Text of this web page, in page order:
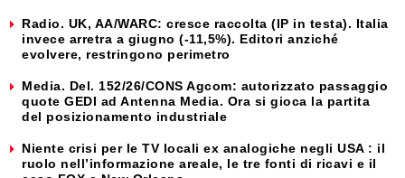
Radio. UK, AA/WARC: cresce raccolta (IP in testa). Italia
invece arretra a giugno (-11,5%). Editori anziché
evolvere, restringono perimetro
Media. Del. 152/26/CONS Agcom: autorizzato passaggio
quote GEDI ad Antenna Media. Ora si gioca la partita
del posizionamento industriale
Niente crisi per le TV locali ex analogiche negli USA : il
ruolo nell’informazione areale, le tre fonti di ricavi e il